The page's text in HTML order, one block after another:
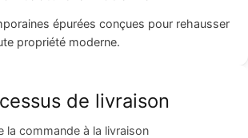
épurées conçues pour rehausser
propriété moderne.
de livraison
la commande à la livraison